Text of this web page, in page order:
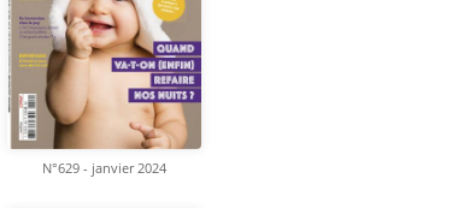
N°629 - janvier 2024